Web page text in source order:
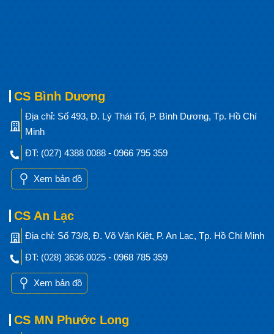
CS Bình Dương
Địa chỉ: Số 493, Đ. Lý Thái Tổ, P. Bình Dương, Tp. Hồ Chí
Minh
ĐT: (027) 4388 0088 - 0966 795 359
Xem bản đồ
CS An Lạc
Địa chỉ: Số 73/8, Đ. Võ Văn Kiệt, P. An Lạc, Tp. Hồ Chí Minh
ĐT: (028) 3636 0025 - 0968 785 359
Xem bản đồ
CS MN Phước Long